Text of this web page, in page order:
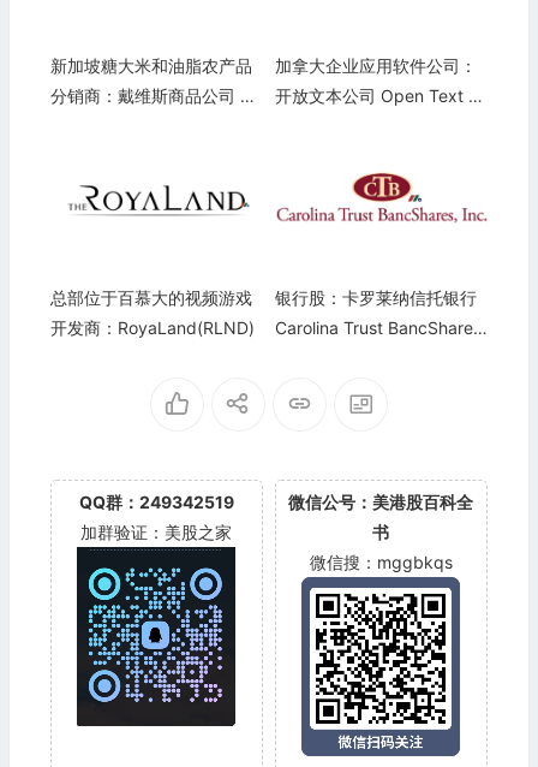
新加坡糖大米和油脂农产品
分销商：戴维斯商品公司 Da
加拿大企业应用软件公司：
开放文本公司 Open Text C
总部位于百慕大的视频游戏
开发商：RoyaLand(RLND)
银行股：卡罗莱纳信托银行
Carolina Trust BancShares
QQ群：249342519
加群验证：美股之家
微信公号：美港股百科全
书
微信搜：mggbkqs